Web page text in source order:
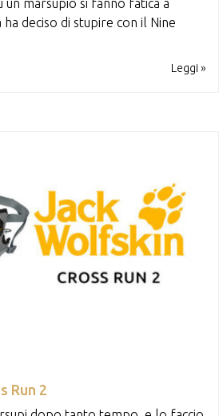
deciso di stupire con il Nine
Leggi »
Run 2